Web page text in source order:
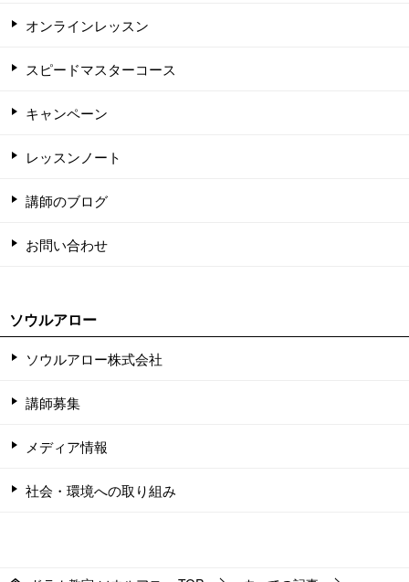
オンラインレッスン
スピードマスターコース
キャンペーン
レッスンノート
講師のブログ
お問い合わせ
ソウルアロー
ソウルアロー株式会社
講師募集
メディア情報
社会・環境への取り組み